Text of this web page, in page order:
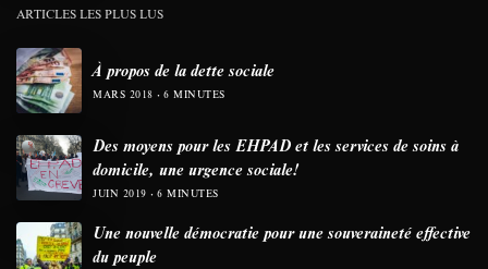
ARTICLES LES PLUS LUS
À propos de la dette sociale
MARS 2018 6 MINUTES
Des moyens pour les EHPAD et les services de soins à
domicile, une urgence sociale!
JUIN 2019 6 MINUTES
Une nouvelle démocratie pour une souveraineté effective
du peuple